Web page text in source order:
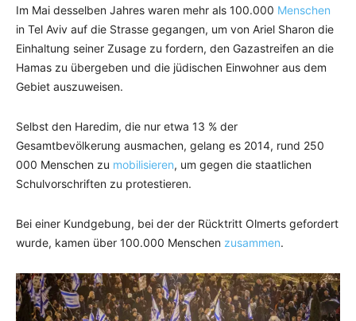
Im Mai desselben Jahres waren mehr als 100.000 Menschen
in Tel Aviv auf die Strasse gegangen, um von Ariel Sharon die
Einhaltung seiner Zusage zu fordern, den Gazastreifen an die
Hamas zu übergeben und die jüdischen Einwohner aus dem
Gebiet auszuweisen.
Selbst den Haredim, die nur etwa 13 % der
Gesamtbevölkerung ausmachen, gelang es 2014, rund 250
000 Menschen zu mobilisieren, um gegen die staatlichen
Schulvorschriften zu protestieren.
Bei einer Kundgebung, bei der der Rücktritt Olmerts gefordert
wurde, kamen über 100.000 Menschen zusammen.